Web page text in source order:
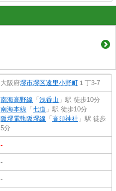
大阪府堺市堺区遠里小野町 １丁3-7
南海高野線 「 浅香山 」駅 徒歩10分
南海本線 「 七道 」駅 徒歩10分
阪堺電軌阪堺線 「 高須神社 」駅 徒歩
5分
-
-
-